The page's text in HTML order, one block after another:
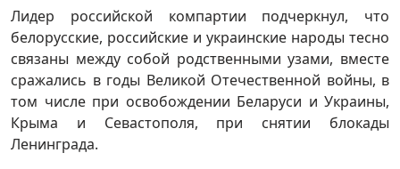
Лидер российской компартии подчеркнул, что
белорусские, российские и украинские народы тесно
связаны между собой родственными узами, вместе
сражались в годы Великой Отечественной войны, в
том числе при освобождении Беларуси и Украины,
Крыма и Севастополя, при снятии блокады
Ленинграда.